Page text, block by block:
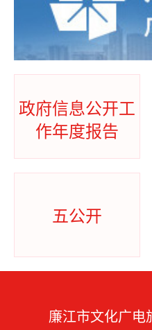
政府信息公开工
作年度报告
五公开
廉江市文化广电